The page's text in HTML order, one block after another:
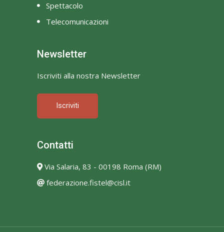
Spettacolo
Telecomunicazioni
Newsletter
Iscriviti alla nostra Newsletter
Iscriviti
Contatti
Via Salaria, 83 - 00198 Roma (RM)
federazione.fistel@cisl.it